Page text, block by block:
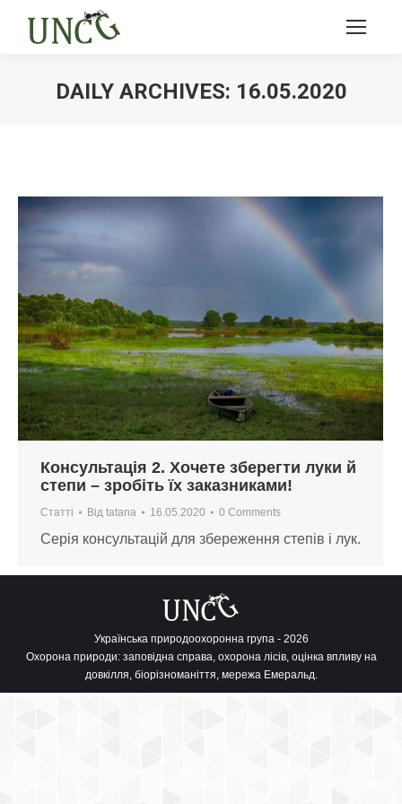
DAILY ARCHIVES: 16.05.2020
Консультація 2. Хочете зберегти луки й
степи – зробіть їх заказниками!
Статті Від tatana 16.05.2020 0 Comments
Серія консультацій для збереження степів і лук.
Українська природоохоронна група - 2026
Охорона природи: заповідна справа, охорона лісів, оцінка впливу на
довкілля, біорізноманіття, мережа Емеральд.